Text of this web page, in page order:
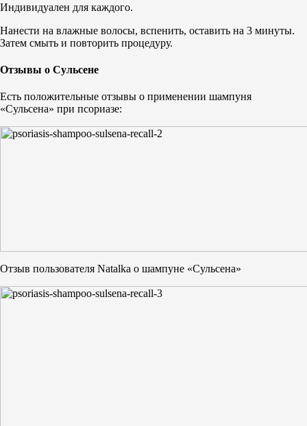
Индивидуален для каждого.
Нанести на влажные волосы, вспенить, оставить на 3 минуты.
Затем смыть и повторить процедуру.
Отзывы о Сульсене
Есть положительные отзывы о применении шампуня
«Сульсена» при псориазе:
Отзыв пользователя Natalka о шампуне «Сульсена»